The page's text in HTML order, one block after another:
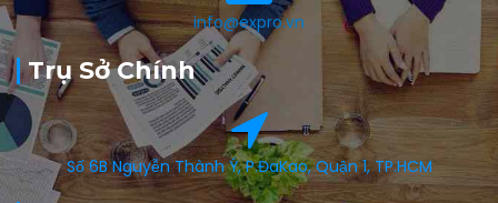
info@expro.vn
Trụ Sở Chính
Số 6B Nguyễn Thành Ý, P.ĐaKao, Quận 1, TP.HCM